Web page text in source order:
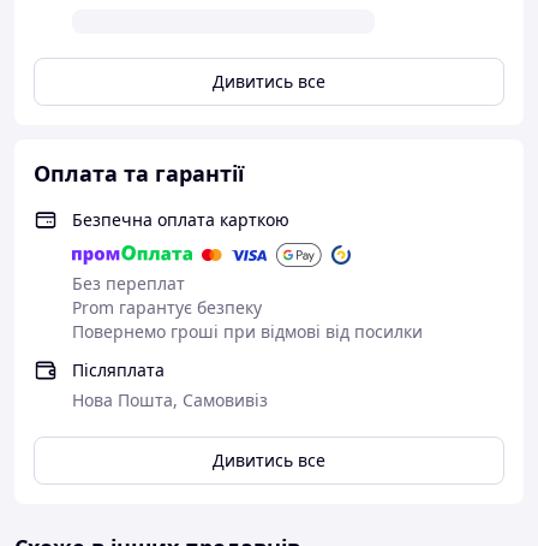
Дивитись все
Оплата та гарантії
Безпечна оплата карткою
Без переплат
Prom гарантує безпеку
Повернемо гроші при відмові від посилки
Післяплата
Нова Пошта, Самовивіз
Дивитись все